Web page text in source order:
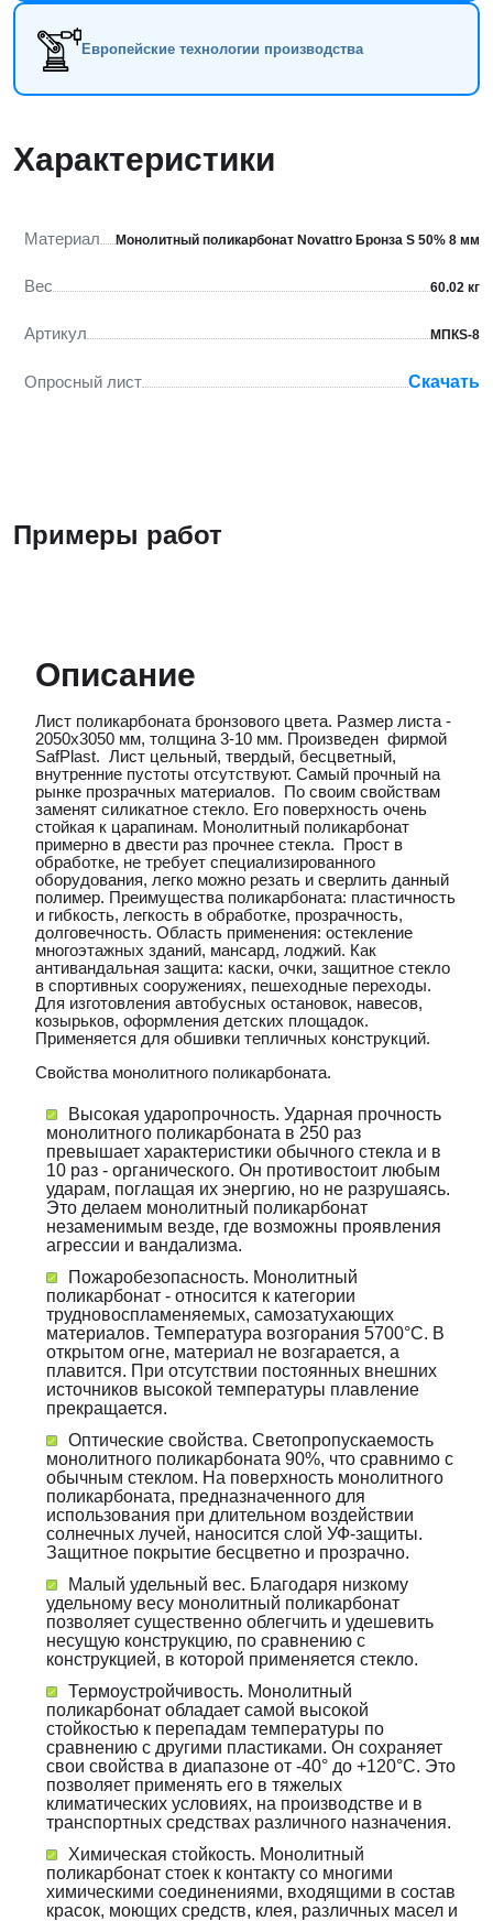
Европейские технологии производства
Характеристики
Материал Монолитный поликарбонат Novattro Бронза S 50% 8 мм
Вес 60.02 кг
Артикул МПКS-8
Опросный лист Скачать
Примеры работ
Описание
Лист поликарбоната бронзового цвета. Размер листа -
2050х3050 мм, толщина 3-10 мм. Произведен фирмой
SafPlast. Лист цельный, твердый, бесцветный,
внутренние пустоты отсутствуют. Самый прочный на
рынке прозрачных материалов. По своим свойствам
заменят силикатное стекло. Его поверхность очень
стойкая к царапинам. Монолитный поликарбонат
примерно в двести раз прочнее стекла. Прост в
обработке, не требует специализированного
оборудования, легко можно резать и сверлить данный
полимер. Преимущества поликарбоната: пластичность
и гибкость, легкость в обработке, прозрачность,
долговечность. Область применения: остекление
многоэтажных зданий, мансард, лоджий. Как
антивандальная защита: каски, очки, защитное стекло
в спортивных сооружениях, пешеходные переходы.
Для изготовления автобусных остановок, навесов,
козырьков, оформления детских площадок.
Применяется для обшивки тепличных конструкций.
Свойства монолитного поликарбоната.
Высокая ударопрочность. Ударная прочность
монолитного поликарбоната в 250 раз
превышает характеристики обычного стекла и в
10 раз - органического. Он противостоит любым
ударам, поглащая их энергию, но не разрушаясь.
Это делаем монолитный поликарбонат
незаменимым везде, где возможны проявления
агрессии и вандализма.
Пожаробезопасность. Монолитный
поликарбонат - относится к категории
трудновоспламеняемых, самозатухающих
материалов. Температура возгорания 5700°С. В
открытом огне, материал не возгарается, а
плавится. При отсутствии постоянных внешних
источников высокой температуры плавление
прекращается.
Оптические свойства. Светопропускаемость
монолитного поликарбоната 90%, что сравнимо с
обычным стеклом. На поверхность монолитного
поликарбоната, предназначенного для
использования при длительном воздействии
солнечных лучей, наносится слой УФ-защиты.
Защитное покрытие бесцветно и прозрачно.
Малый удельный вес. Благодаря низкому
удельному весу монолитный поликарбонат
позволяет существенно облегчить и удешевить
несущую конструкцию, по сравнению с
конструкцией, в которой применяется стекло.
Термоустройчивость. Монолитный
поликарбонат обладает самой высокой
стойкостью к перепадам температуры по
сравнению с другими пластиками. Он сохраняет
свои свойства в диапазоне от -40° до +120°С. Это
позволяет применять его в тяжелых
климатических условиях, на производстве и в
транспортных средствах различного назначения.
Химическая стойкость. Монолитный
поликарбонат стоек к контакту со многими
химическими соединениями, входящими в состав
красок, моющих средств, клея, различных масел и